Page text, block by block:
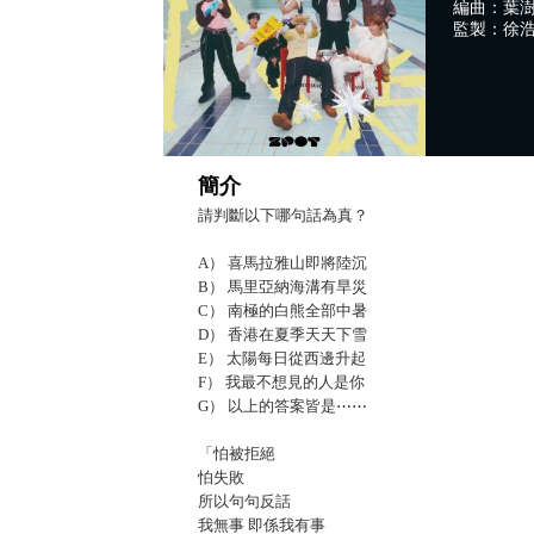
編曲：葉
監製：徐
簡介
請判斷以下哪句話為真？
A） 喜馬拉雅山即將陸沉
B） 馬里亞納海溝有旱災
C） 南極的白熊全部中暑
D） 香港在夏季天天下雪
E） 太陽每日從西邊升起
F） 我最不想見的人是你
G） 以上的答案皆是⋯⋯
「怕被拒絕
怕失敗
所以句句反話
我無事 即係我有事